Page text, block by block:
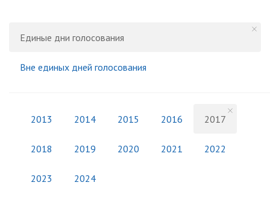
Единые дни голосования
Вне единых дней голосования
2013 2014 2015 2016 2017
2018 2019 2020 2021 2022
2023 2024